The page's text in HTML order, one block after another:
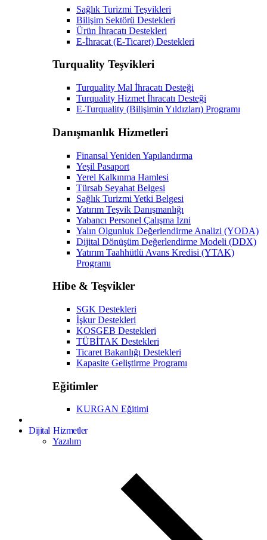
Sağlık Turizmi Teşvikleri
Bilişim Sektörü Destekleri
Ürün İhracatı Destekleri
E-İhracat (E-Ticaret) Destekleri
Turquality Teşvikleri
Turquality Mal İhracatı Desteği
Turquality Hizmet İhracatı Desteği
E-Turquality (Bilişimin Yıldızları) Programı
Danışmanlık Hizmetleri
Finansal Yeniden Yapılandırma
Yeşil Pasaport
Yerel Kalkınma Hamlesi
Türsab Seyahat Belgesi
Sağlık Turizmi Yetki Belgesi
Yatırım Teşvik Danışmanlığı
Yabancı Personel Çalışma İzni
Yalın Olgunluk Değerlendirme Analizi (YODA)
Dijital Dönüşüm Değerlendirme Modeli (DDX)
Yatırım Taahhütlü Avans Kredisi (YTAK)
Programı
Hibe & Teşvikler
SGK Destekleri
İşkur Destekleri
KOSGEB Destekleri
TÜBİTAK Destekleri
Ticaret Bakanlığı Destekleri
Kapasite Geliştirme Programı
Eğitimler
KURGAN Eğitimi
Dijital Hizmetler
Yazılım